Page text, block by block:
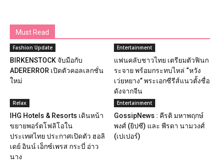
Must Read
Fashion Update
BIRKENSTOCK จับมือกับ
ADERERROR เปิดตัวคอลเลกชั่น
ใหม่
Entertainment
แฟนคลับชาวไทย เตรียมตัวฟินก
ระจาย พร้อมกระทบไหล่ “หวัง
เว่ยหยาง” พระเอกซีรีส์แนวตั้งชื่อ
ดังจากจีน
Relax
IHG Hotels & Resorts เดินหน้า
ขยายพอร์ตโฟลิโอใน
ประเทศไทย ประกาศเปิดตัว ฮอลิ
เดย์ อินน์ เอ็กซ์เพรส กระบี่ อ่าว
นาง
Entertainment
GossipNews : คีรติ มหาพฤกษ์
พงศ์ (ยิปซี) และ พีรดา นามวงศ์
(เปเปอร์)